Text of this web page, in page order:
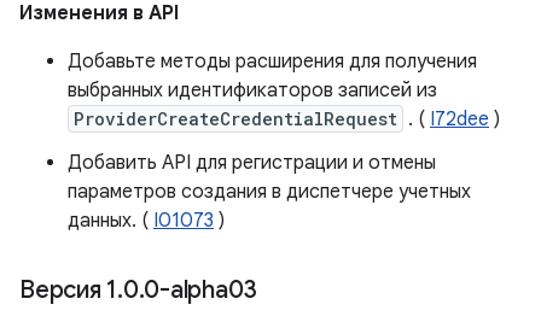
Изменения в API
Добавьте методы расширения для получения
выбранных идентификаторов записей из
ProviderCreateCredentialRequest . ( I72dee )
Добавить API для регистрации и отмены
параметров создания в диспетчере учетных
данных. ( I01073 )
Версия 1.0.0-alpha03